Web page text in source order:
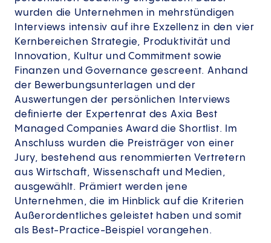
wurden die Unternehmen in mehrstündigen
Interviews intensiv auf ihre Exzellenz in den vier
Kernbereichen Strategie, Produktivität und
Innovation, Kultur und Commitment sowie
Finanzen und Governance gescreent. Anhand
der Bewerbungsunterlagen und der
Auswertungen der persönlichen Interviews
definierte der Expertenrat des Axia Best
Managed Companies Award die Shortlist. Im
Anschluss wurden die Preisträger von einer
Jury, bestehend aus renommierten Vertretern
aus Wirtschaft, Wissenschaft und Medien,
ausgewählt. Prämiert werden jene
Unternehmen, die im Hinblick auf die Kriterien
Außerordentliches geleistet haben und somit
als Best-Practice-Beispiel vorangehen.